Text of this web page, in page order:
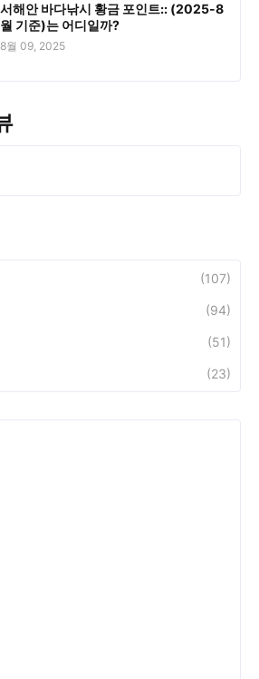
서해안 바다낚시 황금 포인트:: (2025-8
월 기준)는 어디일까?
8월 09, 2025
(107)
(94)
(51)
(23)